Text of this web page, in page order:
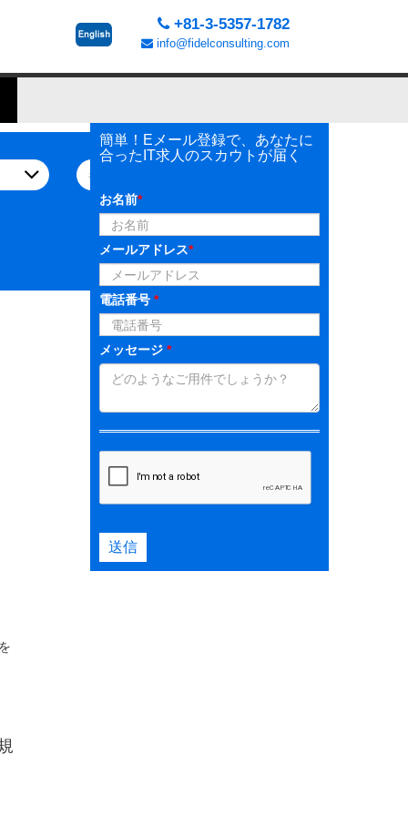
+81-3-5357-1782
info@fidelconsulting.com
簡単！Eメール登録で、あなたに
合ったIT求人のスカウトが届く
お名前*
メールアドレス*
電話番号 *
メッセージ *
送信